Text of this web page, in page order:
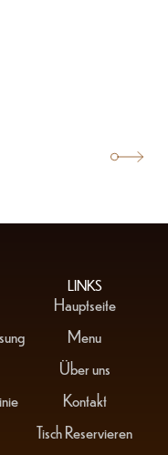
LINKS
Hauptseite
Menu
Über uns
Kontakt
Tisch Reservieren